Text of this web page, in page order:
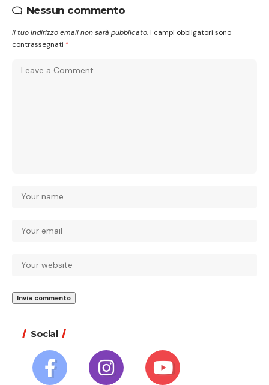
Nessun commento
Il tuo indirizzo email non sarà pubblicato. I campi obbligatori sono
contrassegnati *
Social